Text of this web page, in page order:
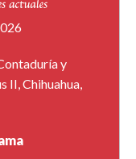
y
II, Chihuahua,